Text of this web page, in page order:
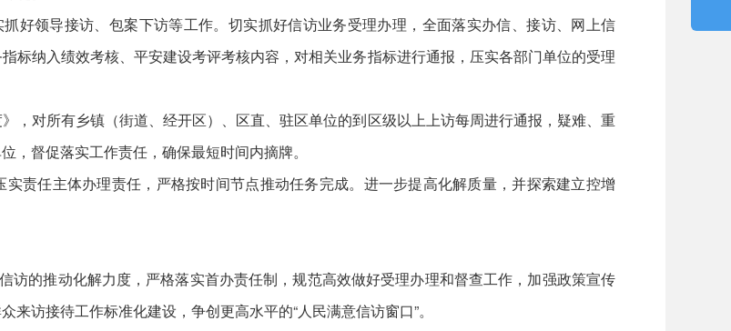
抓好领导接访、包案下访等工作。切实抓好信访业务受理办理，全面落实办信、接访、网上信
标纳入绩效考核、平安建设考评考核内容，对相关业务指标进行通报，压实各部门单位的受理
，对所有乡镇（街道、经开区）、区直、驻区单位的到区级以上上访每周进行通报，疑难、重
，督促落实工作责任，确保最短时间内摘牌。
实责任主体办理责任，严格按时间节点推动任务完成。进一步提高化解质量，并探索建立控增
访的推动化解力度，严格落实首办责任制，规范高效做好受理办理和督查工作，加强政策宣传
访接待工作标准化建设，争创更高水平的“人民满意信访窗口”。